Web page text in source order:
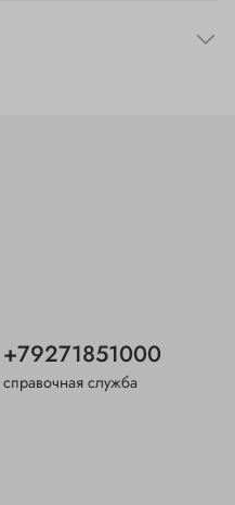
+79271851000
справочная служба